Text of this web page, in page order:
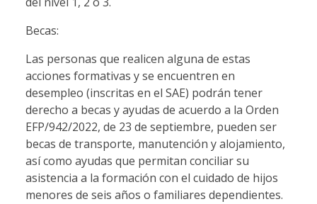
Becas:
Las personas que realicen alguna de estas
acciones formativas y se encuentren en
desempleo (inscritas en el SAE) podrán tener
derecho a becas y ayudas de acuerdo a la Orden
EFP/942/2022, de 23 de septiembre, pueden ser
becas de transporte, manutención y alojamiento,
así como ayudas que permitan conciliar su
asistencia a la formación con el cuidado de hijos
menores de seis años o familiares dependientes.